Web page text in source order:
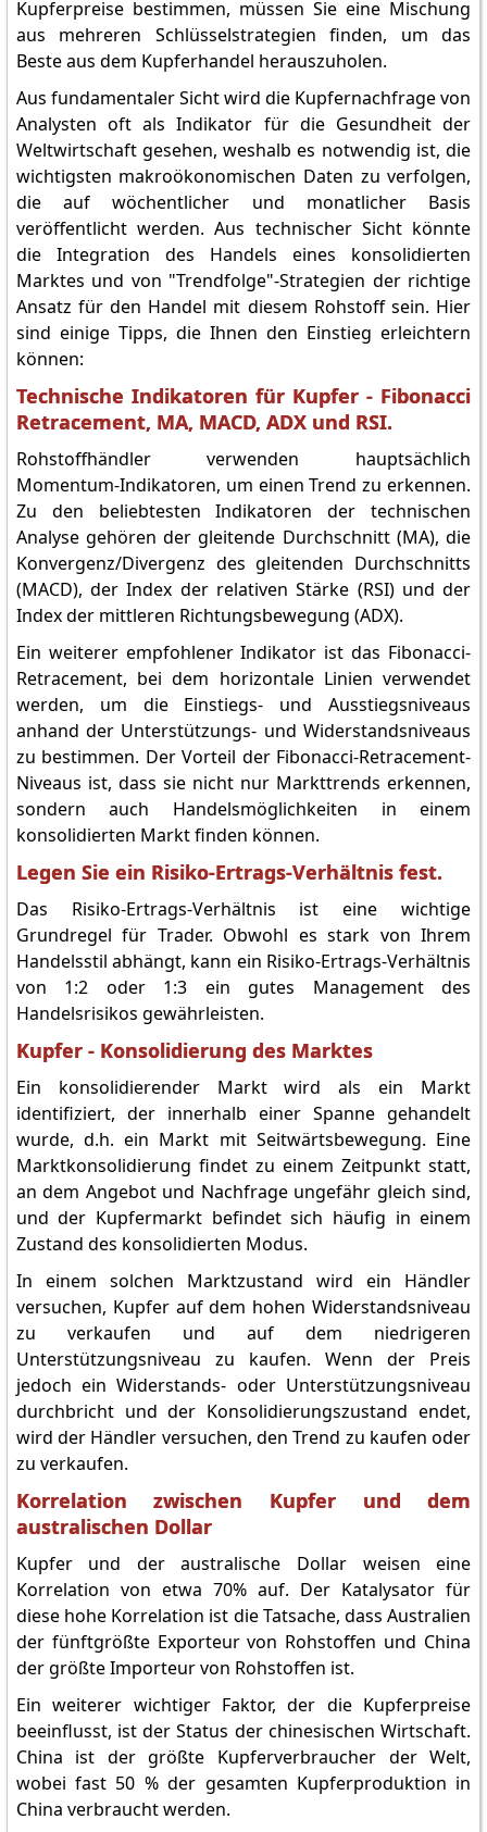
Kupferpreise bestimmen, müssen Sie eine Mischung
aus mehreren Schlüsselstrategien finden, um das
Beste aus dem Kupferhandel herauszuholen.
Aus fundamentaler Sicht wird die Kupfernachfrage von
Analysten oft als Indikator für die Gesundheit der
Weltwirtschaft gesehen, weshalb es notwendig ist, die
wichtigsten makroökonomischen Daten zu verfolgen,
die auf wöchentlicher und monatlicher Basis
veröffentlicht werden. Aus technischer Sicht könnte
die Integration des Handels eines konsolidierten
Marktes und von "Trendfolge"-Strategien der richtige
Ansatz für den Handel mit diesem Rohstoff sein. Hier
sind einige Tipps, die Ihnen den Einstieg erleichtern
können:
Technische Indikatoren für Kupfer - Fibonacci
Retracement, MA, MACD, ADX und RSI.
Rohstoffhändler verwenden hauptsächlich
Momentum-Indikatoren, um einen Trend zu erkennen.
Zu den beliebtesten Indikatoren der technischen
Analyse gehören der gleitende Durchschnitt (MA), die
Konvergenz/Divergenz des gleitenden Durchschnitts
(MACD), der Index der relativen Stärke (RSI) und der
Index der mittleren Richtungsbewegung (ADX).
Ein weiterer empfohlener Indikator ist das Fibonacci-
Retracement, bei dem horizontale Linien verwendet
werden, um die Einstiegs- und Ausstiegsniveaus
anhand der Unterstützungs- und Widerstandsniveaus
zu bestimmen. Der Vorteil der Fibonacci-Retracement-
Niveaus ist, dass sie nicht nur Markttrends erkennen,
sondern auch Handelsmöglichkeiten in einem
konsolidierten Markt finden können.
Legen Sie ein Risiko-Ertrags-Verhältnis fest.
Das Risiko-Ertrags-Verhältnis ist eine wichtige
Grundregel für Trader. Obwohl es stark von Ihrem
Handelsstil abhängt, kann ein Risiko-Ertrags-Verhältnis
von 1:2 oder 1:3 ein gutes Management des
Handelsrisikos gewährleisten.
Kupfer - Konsolidierung des Marktes
Ein konsolidierender Markt wird als ein Markt
identifiziert, der innerhalb einer Spanne gehandelt
wurde, d.h. ein Markt mit Seitwärtsbewegung. Eine
Marktkonsolidierung findet zu einem Zeitpunkt statt,
an dem Angebot und Nachfrage ungefähr gleich sind,
und der Kupfermarkt befindet sich häufig in einem
Zustand des konsolidierten Modus.
In einem solchen Marktzustand wird ein Händler
versuchen, Kupfer auf dem hohen Widerstandsniveau
zu verkaufen und auf dem niedrigeren
Unterstützungsniveau zu kaufen. Wenn der Preis
jedoch ein Widerstands- oder Unterstützungsniveau
durchbricht und der Konsolidierungszustand endet,
wird der Händler versuchen, den Trend zu kaufen oder
zu verkaufen.
Korrelation zwischen Kupfer und dem
australischen Dollar
Kupfer und der australische Dollar weisen eine
Korrelation von etwa 70% auf. Der Katalysator für
diese hohe Korrelation ist die Tatsache, dass Australien
der fünftgrößte Exporteur von Rohstoffen und China
der größte Importeur von Rohstoffen ist.
Ein weiterer wichtiger Faktor, der die Kupferpreise
beeinflusst, ist der Status der chinesischen Wirtschaft.
China ist der größte Kupferverbraucher der Welt,
wobei fast 50 % der gesamten Kupferproduktion in
China verbraucht werden.